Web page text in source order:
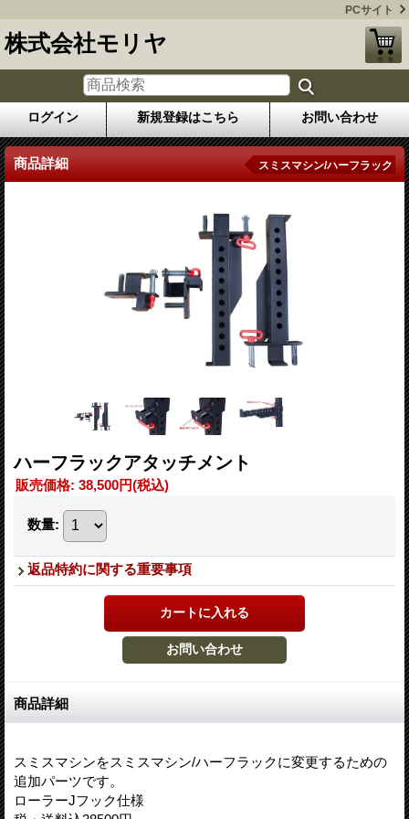
PCサイト
株式会社モリヤ
ログイン 新規登録はこちら お問い合わせ
商品詳細 スミスマシン/ハーフラック
ハーフラックアタッチメント
販売価格: 38,500円(税込)
数量:
返品特約に関する重要事項
商品詳細
スミスマシンをスミスマシン/ハーフラックに変更するための
追加パーツです。
ローラーJフック仕様